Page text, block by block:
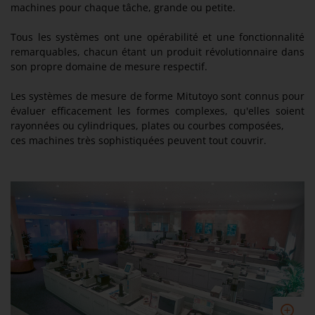
machines pour chaque tâche, grande ou petite.
Tous les systèmes ont une opérabilité et une fonctionnalité
remarquables, chacun étant un produit révolutionnaire dans
son propre domaine de mesure respectif.
Les systèmes de mesure de forme Mitutoyo sont connus pour
évaluer efficacement les formes complexes, qu'elles soient
rayonnées ou cylindriques, plates ou courbes composées,
ces machines très sophistiquées peuvent tout couvrir.